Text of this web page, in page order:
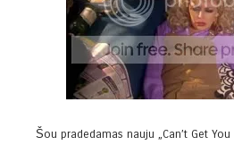
Šou pradedamas nauju „Can’t Get